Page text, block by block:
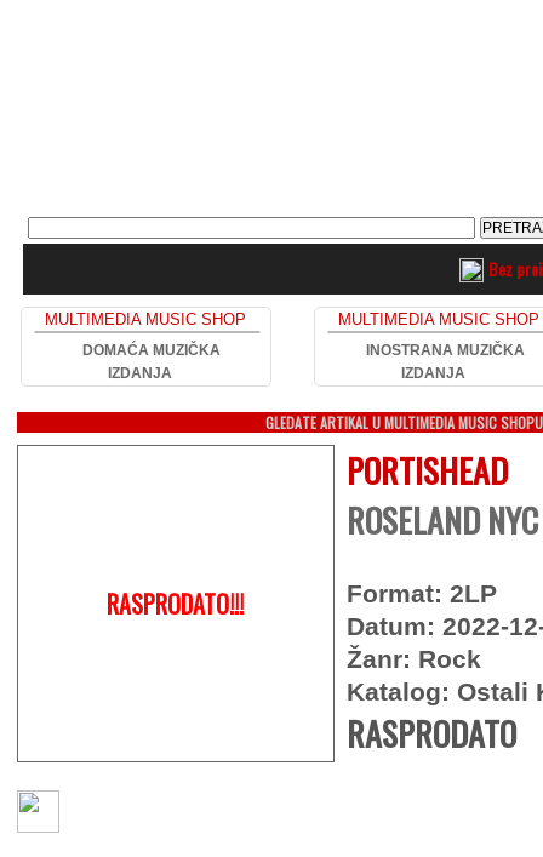
Bez
MULTIMEDIA MUSIC SHOP
DOMAĆA MUZIČKA
IZDANJA
MULTIMEDIA MUSIC SHOP
INOSTRANA MUZIČKA
IZDANJA
GLEDATE ARTIKAL U MULTIMEDIA MUSIC SHOPU
RASPRODATO!!!
PORTISHEAD
ROSELAND
Format: 2LP
Datum: 2022-
Žanr: Rock
Katalog: Ostali
RASPRODATO